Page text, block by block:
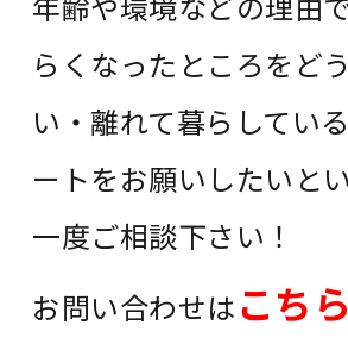
らくなったところをど
い ・離れて暮らしてい
ートをお願いしたいと
一度ご相談下さい！
お問い合わせはこちら